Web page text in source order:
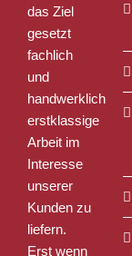
das Ziel
gesetzt
fachlich
und
handwerklich
erstklassige
Arbeit im
Interesse
unserer
Kunden zu
liefern.
Erst wenn